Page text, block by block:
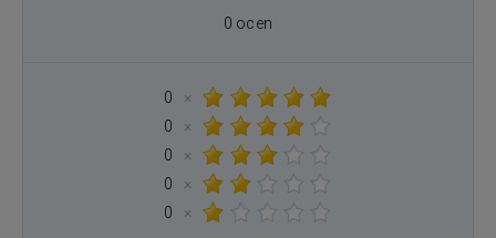
0 ocen
0
×
0
×
0
×
0
×
0
×